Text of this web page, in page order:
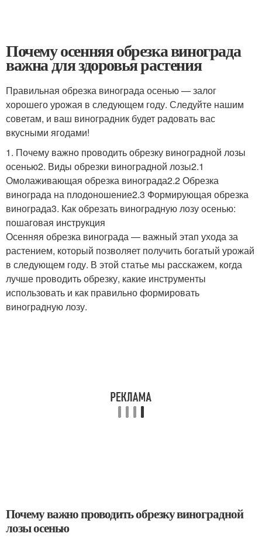
Почему осенняя обрезка винограда
важна для здоровья растения
Правильная обрезка винограда осенью — залог
хорошего урожая в следующем году. Следуйте нашим
советам, и ваш виноградник будет радовать вас
вкусными ягодами!
1. Почему важно проводить обрезку виноградной лозы
осенью2. Виды обрезки виноградной лозы2.1
Омолаживающая обрезка винограда2.2 Обрезка
винограда на плодоношение2.3 Формирующая обрезка
винограда3. Как обрезать виноградную лозу осенью:
пошаговая инструкция
Осенняя обрезка винограда — важный этап ухода за
растением, который позволяет получить богатый урожай
в следующем году. В этой статье мы расскажем, когда
лучше проводить обрезку, какие инструменты
использовать и как правильно формировать
виноградную лозу.
Почему важно проводить обрезку виноградной
лозы осенью